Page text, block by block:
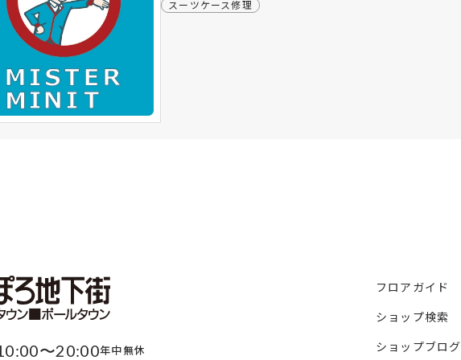
スーツケース修理
〜20:00年中無休
フロアガイド
ショップ検索
ショップブログ